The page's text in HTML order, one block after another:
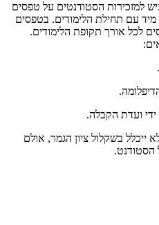
למזכירות הסטודנטים על טפסים
עם תחילת הלימודים. בטפסים
לכל אורך תקופת הלימודים.
ייכלל בשקלול ציון הגמר, אולם
הסטודנט.